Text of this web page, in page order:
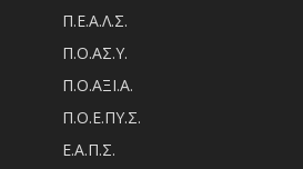
Π.Ε.Α.Λ.Σ.
Π.Ο.ΑΣ.Υ.
Π.Ο.ΑΞΙ.Α.
Π.Ο.Ε.ΠΥ.Σ.
Ε.Α.Π.Σ.